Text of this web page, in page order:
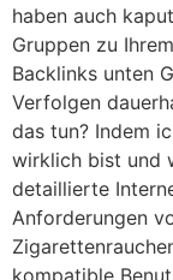
haben auch
Gruppen zu
Backlinks unten
Verfolgen
das tun? Indem
wirklich bist und
detaillierte
Anforderungen
kompatible